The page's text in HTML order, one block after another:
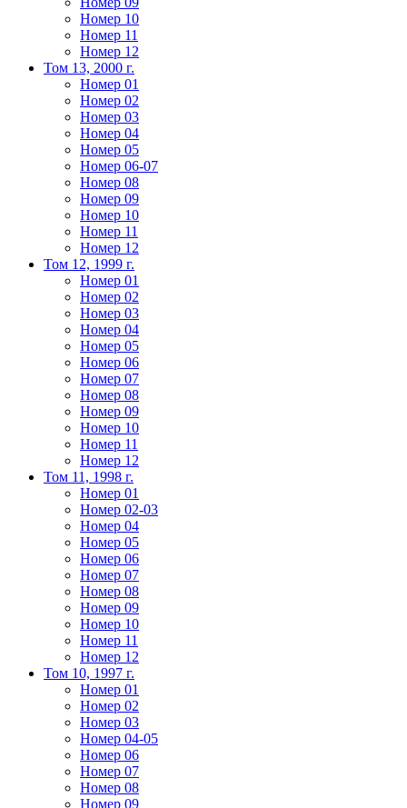
Номер 10
Номер 11
Номер 12
Том 13, 2000 г.
Номер 01
Номер 02
Номер 03
Номер 04
Номер 05
Номер 06-07
Номер 08
Номер 09
Номер 10
Номер 11
Номер 12
Том 12, 1999 г.
Номер 01
Номер 02
Номер 03
Номер 04
Номер 05
Номер 06
Номер 07
Номер 08
Номер 09
Номер 10
Номер 11
Номер 12
Том 11, 1998 г.
Номер 01
Номер 02-03
Номер 04
Номер 05
Номер 06
Номер 07
Номер 08
Номер 09
Номер 10
Номер 11
Номер 12
Том 10, 1997 г.
Номер 01
Номер 02
Номер 03
Номер 04-05
Номер 06
Номер 07
Номер 08
Номер 09